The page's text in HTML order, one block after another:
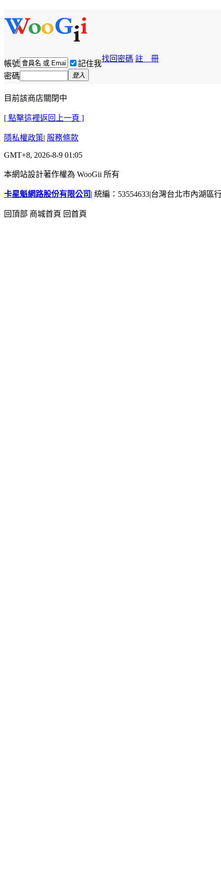
帳號 記住我
找回密碼 註 冊
密碼 登入
目前該商店關閉中
[ 點擊這裡返回上一頁 ]
隱私權政策| 服務條款
GMT+8, 2026-8-9 01:05
本網站設計著作權為 WooGii 所有
卡星魁網路股份有限公司 | 統編：53554633|台灣台北市內湖區
回頂部 商城首頁 回首頁